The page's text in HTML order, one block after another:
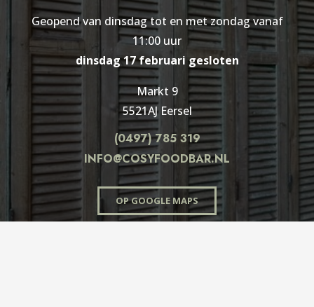
Geopend van dinsdag tot en met zondag vanaf
11:00 uur
dinsdag 17 februari gesloten
Markt 9
5521AJ Eersel
(0497) 785 319
INFO@COSYFOODBAR.NL
OP GOOGLE MAPS